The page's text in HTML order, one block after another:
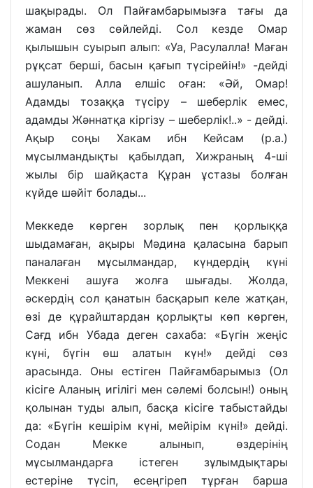
шақырады. Ол Пайғамбарымызға тағы да
жаман сөз сөйлейді. Сол кезде Омар
қылышын суырып алып: «Уа, Расулалла! Маған
рұқсат берші, басын қағып түсірейін!» -дейді
ашуланып. Алла елшіс оған: «Әй, Омар!
Адамды тозаққа түсіру – шеберлік емес,
адамды Жәннатқа кіргізу – шеберлік!..» - дейді.
Ақыр соңы Хакам ибн Кейсам (р.а.)
мұсылмандықты қабылдап, Хижраның 4-ші
жылы бір шайқаста Құран ұстазы болған
күйде шәйіт болады...
Меккеде көрген зорлық пен қорлыққа
шыдамаған, ақыры Мәдина қаласына барып
паналаған мұсылмандар, күндердің күні
Меккені ашуға жолға шығады. Жолда,
әскердің сол қанатын басқарып келе жатқан,
өзі де құрайштардан қорлықты көп көрген,
Сағд ибн Убада деген сахаба: «Бүгін жеңіс
күні, бүгін өш алатын күн!» дейді сөз
арасында. Оны естіген Пайғамбарымыз (Ол
кісіге Аланың игілігі мен сәлемі болсын!) оның
қолынан туды алып, басқа кісіге табыстайды
да: «Бүгін кешірім күні, мейірім күні!» дейді.
Содан Мекке алынып, өздерінің
мұсылмандарға істеген зұлымдықтары
естеріне түсіп, есеңгіреп тұрған барша